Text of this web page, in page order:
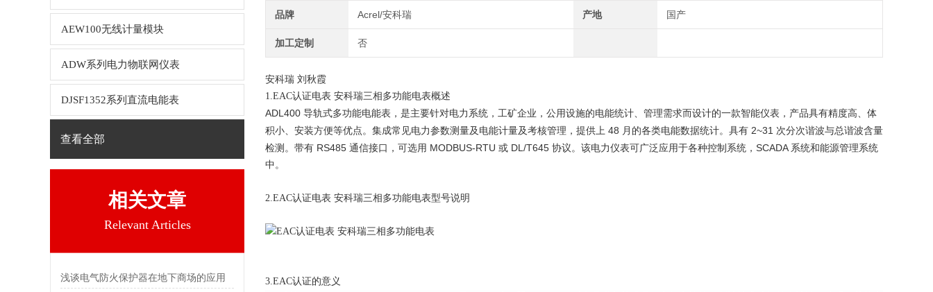
AEW100无线计量模块
ADW系列电力物联网仪表
DJSF1352系列直流电能表
查看全部
相关文章
Relevant Articles
浅谈电气防火保护器在地下商场的应用
品牌 Acrel/安科瑞 产地 国产
加工定制 否
安科瑞 刘秋霞
1.EAC认证电表 安科瑞三相多功能电表概述
ADL400 导轨式多功能电能表，是主要针对电力系统，工矿企业，公用设施的电能统计、 管理需求而设计的一款智能仪表，产品具有精度高、体
积小、安装方便等优点。集成常见电力参数测量及电能计量及考核管理，提供上 48 月的各类电能数据统计。具有 2~31 次分次谐波与总谐波含量
检测。带有 RS485 通信接口，可选用 MODBUS-RTU 或 DL/T645 协议。该电力仪表可广泛应用于各种控制系统， SCADA 系统和能源管理系统
中。
2.EAC认证电表 安科瑞三相多功能电表型号说明
3.EAC认证的意义